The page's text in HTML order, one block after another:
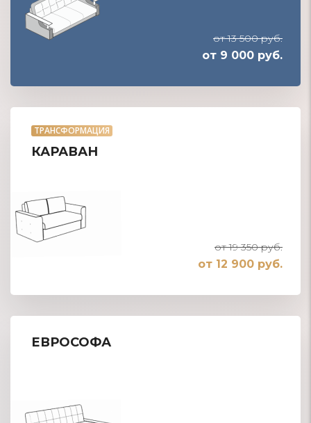
от 13 500 руб.
от 9 000 руб.
ТРАНСФОРМАЦИЯ
КАРАВАН
от 19 350 руб.
от 12 900 руб.
ЕВРОСОФА